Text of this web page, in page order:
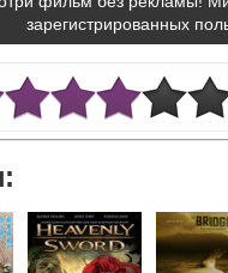
зарегистрированных